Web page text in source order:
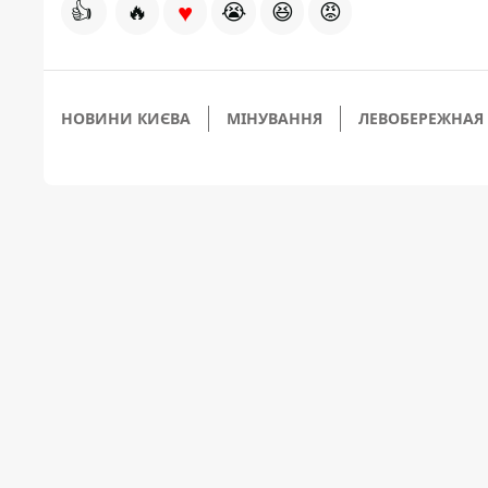
👍 🔥 ♥ 😭 😆 😡
НОВИНИ КИЄВА МІНУВАННЯ ЛЕВОБЕРЕЖНАЯ